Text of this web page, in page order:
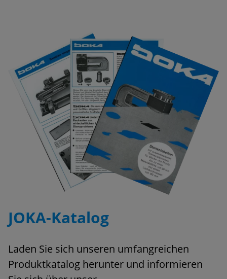
JO­KA-Ka­ta­log
Laden Sie sich un­se­ren um­fang­rei­chen
Pro­dukt­ka­ta­log her­un­ter und in­for­mie­ren